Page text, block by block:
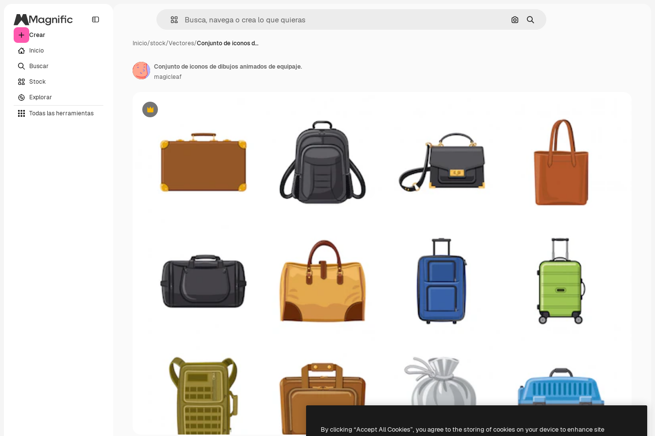
Crear
Inicio
Buscar
Stock
Explorar
Todas las herramientas
Buscar por imagen
Buscar
Inicio/stock/Vectores/Conjunto de iconos d…
Premium
Conjunto de iconos de dibujos animados de equipaje.
magicleaf
By clicking “Accept All Cookies”, you agree to the storing of cookies on your device to enhance site